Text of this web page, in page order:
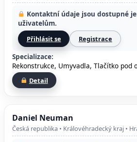
Kontaktní údaje jsou dostupné
uživatelům.
Přihlásit se Registrace
Specializace:
Rekonstrukce, Umyvadla, Tlačítko pod
Detail
Daniel Neuman
Česká republika • Královéhradecký kraj •